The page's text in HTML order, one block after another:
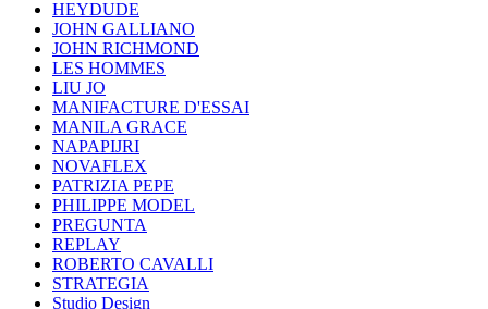
HEYDUDE
JOHN GALLIANO
JOHN RICHMOND
LES HOMMES
LIU JO
MANIFACTURE D'ESSAI
MANILA GRACE
NAPAPIJRI
NOVAFLEX
PATRIZIA PEPE
PHILIPPE MODEL
PREGUNTA
REPLAY
ROBERTO CAVALLI
STRATEGIA
Studio Design